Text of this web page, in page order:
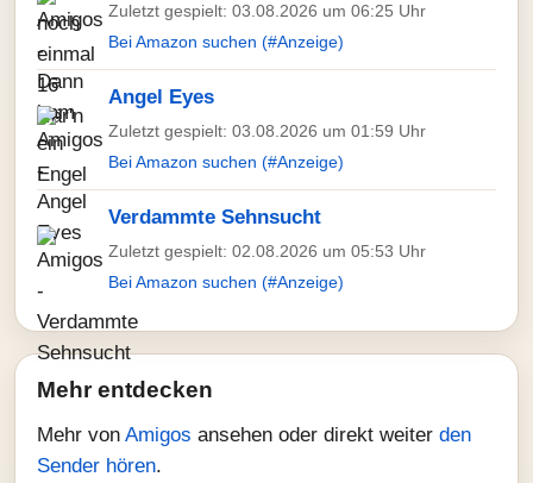
Zuletzt gespielt: 03.08.2026 um 06:25 Uhr
Bei Amazon suchen (#Anzeige)
Angel Eyes
Zuletzt gespielt: 03.08.2026 um 01:59 Uhr
Bei Amazon suchen (#Anzeige)
Verdammte Sehnsucht
Zuletzt gespielt: 02.08.2026 um 05:53 Uhr
Bei Amazon suchen (#Anzeige)
Mehr entdecken
Mehr von Amigos ansehen oder direkt weiter den
Sender hören.